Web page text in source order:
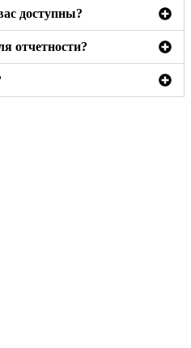
доступны?
отчетности?